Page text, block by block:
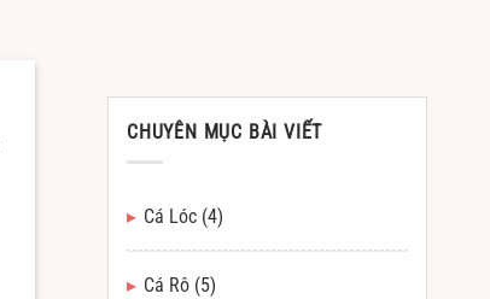
CHUYÊN MỤC BÀI VIẾT
Cá Lóc (4)
Cá Rô (5)